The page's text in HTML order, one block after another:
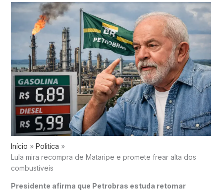
Início
Politica
Lula mira recompra de Mataripe e promete frear alta dos
combustíveis
Presidente afirma que Petrobras estuda retomar